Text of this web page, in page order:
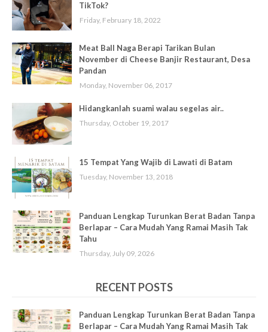
TikTok?
Friday, February 18, 2022
Meat Ball Naga Berapi Tarikan Bulan
November di Cheese Banjir Restaurant, Desa
Pandan
Monday, November 06, 2017
Hidangkanlah suami walau segelas air..
Thursday, October 19, 2017
15 Tempat Yang Wajib di Lawati di Batam
Tuesday, November 13, 2018
Panduan Lengkap Turunkan Berat Badan Tanpa
Berlapar – Cara Mudah Yang Ramai Masih Tak
Tahu
Thursday, July 09, 2026
RECENT POSTS
Panduan Lengkap Turunkan Berat Badan Tanpa
Berlapar – Cara Mudah Yang Ramai Masih Tak